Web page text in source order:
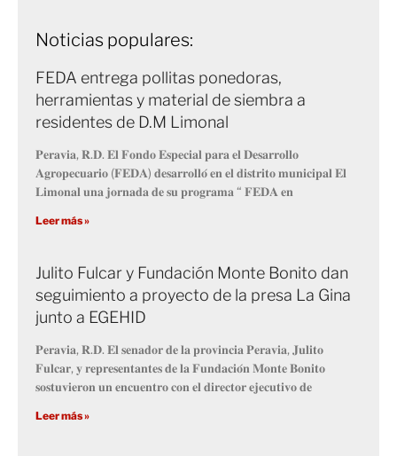
Noticias populares:
FEDA entrega pollitas ponedoras,
herramientas y material de siembra a
residentes de D.M Limonal
𝐏𝐞𝐫𝐚𝐯𝐢𝐚, 𝐑.𝐃. 𝐄𝐥 𝐅𝐨𝐧𝐝𝐨 𝐄𝐬𝐩𝐞𝐜𝐢𝐚𝐥 𝐩𝐚𝐫𝐚 𝐞𝐥 𝐃𝐞𝐬𝐚𝐫𝐫𝐨𝐥𝐥𝐨
𝐀𝐠𝐫𝐨𝐩𝐞𝐜𝐮𝐚𝐫𝐢𝐨 (𝐅𝐄𝐃𝐀) 𝐝𝐞𝐬𝐚𝐫𝐫𝐨𝐥𝐥𝐨́ 𝐞𝐧 𝐞𝐥 𝐝𝐢𝐬𝐭𝐫𝐢𝐭𝐨 𝐦𝐮𝐧𝐢𝐜𝐢𝐩𝐚𝐥 𝐄𝐥
𝐋𝐢𝐦𝐨𝐧𝐚𝐥 𝐮𝐧𝐚 𝐣𝐨𝐫𝐧𝐚𝐝𝐚 𝐝𝐞 𝐬𝐮 𝐩𝐫𝐨𝐠𝐫𝐚𝐦𝐚 “ 𝐅𝐄𝐃𝐀 𝐞𝐧
Leer más »
Julito Fulcar y Fundación Monte Bonito dan
seguimiento a proyecto de la presa La Gina
junto a EGEHID
𝐏𝐞𝐫𝐚𝐯𝐢𝐚, 𝐑.𝐃. 𝐄𝐥 𝐬𝐞𝐧𝐚𝐝𝐨𝐫 𝐝𝐞 𝐥𝐚 𝐩𝐫𝐨𝐯𝐢𝐧𝐜𝐢𝐚 𝐏𝐞𝐫𝐚𝐯𝐢𝐚, 𝐉𝐮𝐥𝐢𝐭𝐨
𝐅𝐮𝐥𝐜𝐚𝐫, 𝐲 𝐫𝐞𝐩𝐫𝐞𝐬𝐞𝐧𝐭𝐚𝐧𝐭𝐞𝐬 𝐝𝐞 𝐥𝐚 𝐅𝐮𝐧𝐝𝐚𝐜𝐢𝐨́𝐧 𝐌𝐨𝐧𝐭𝐞 𝐁𝐨𝐧𝐢𝐭𝐨
𝐬𝐨𝐬𝐭𝐮𝐯𝐢𝐞𝐫𝐨𝐧 𝐮𝐧 𝐞𝐧𝐜𝐮𝐞𝐧𝐭𝐫𝐨 𝐜𝐨𝐧 𝐞𝐥 𝐝𝐢𝐫𝐞𝐜𝐭𝐨𝐫 𝐞𝐣𝐞𝐜𝐮𝐭𝐢𝐯𝐨 𝐝𝐞
Leer más »